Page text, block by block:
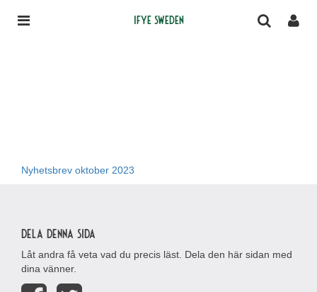
IFYE Sweden
Nyhetsbrev oktober 2023
Dela denna sida
Låt andra få veta vad du precis läst. Dela den här sidan med
dina vänner.